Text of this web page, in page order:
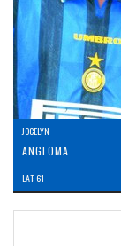
JOCELYN
ANGLOMA
LAT: 61